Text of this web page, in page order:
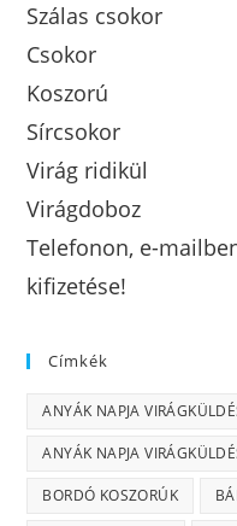
Szálas csokor
Csokor
Koszorú
Sírcsokor
Virág ridikül
Virágdoboz
Telefonon, e-
kifizetése!
Címkék
ANYÁK NAPJA
ANYÁK NAPJA
BORDÓ KOSZORÚK